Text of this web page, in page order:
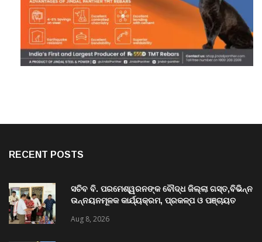
RECENT POSTS
ସଚିବ ବି. ପରମେଶ୍ୱରନଙ୍କ ବୌଦ୍ଧ ଜିଲ୍ଲା ଗସ୍ତ,ବିଭିନ୍ନ
ଉନ୍ନୟନମୂଳକ କାର୍ଯ୍ୟକ୍ରମ, ପ୍ରକଳ୍ପ ଓ ପଞ୍ଚାୟତ
Aug 8, 2026